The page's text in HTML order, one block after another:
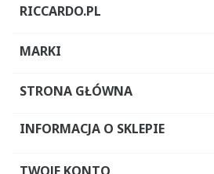
RICCARDO.PL
MARKI
STRONA GŁÓWNA
INFORMACJA O SKLEPIE